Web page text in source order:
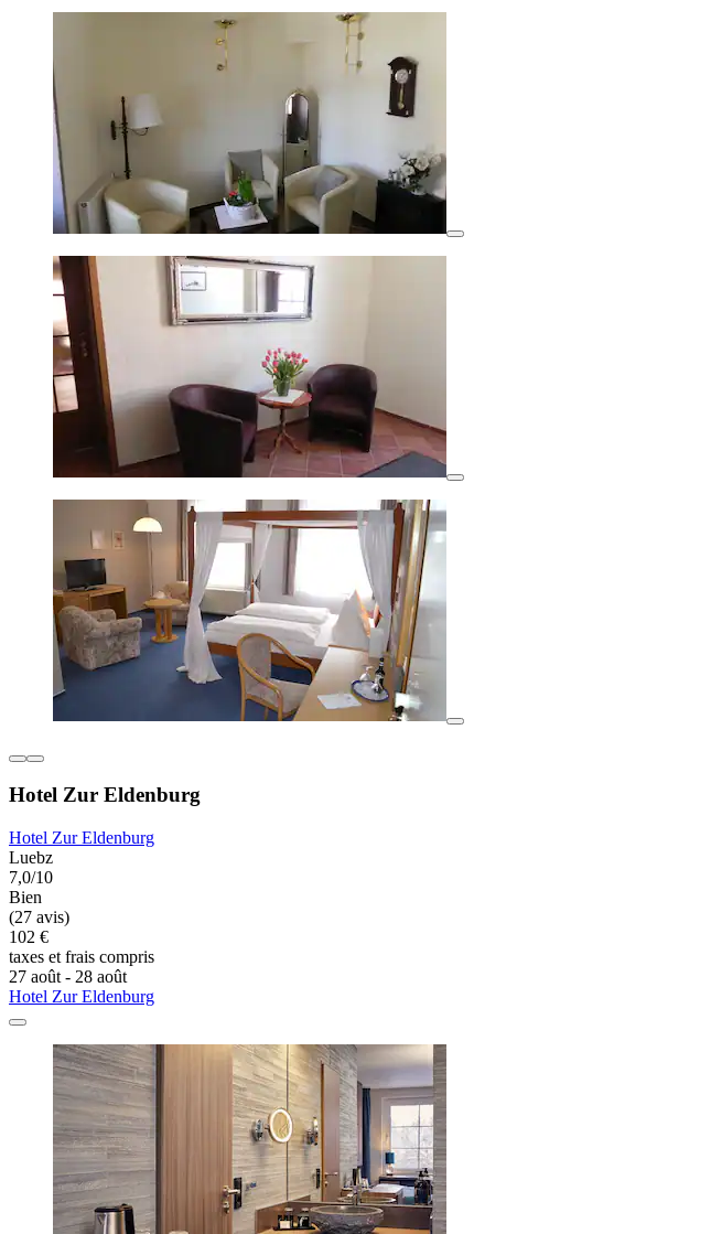
Hotel Zur Eldenburg
Hotel Zur Eldenburg
Luebz
7,0/10
Bien
(27 avis)
102 €
taxes et frais compris
27 août - 28 août
Hotel Zur Eldenburg